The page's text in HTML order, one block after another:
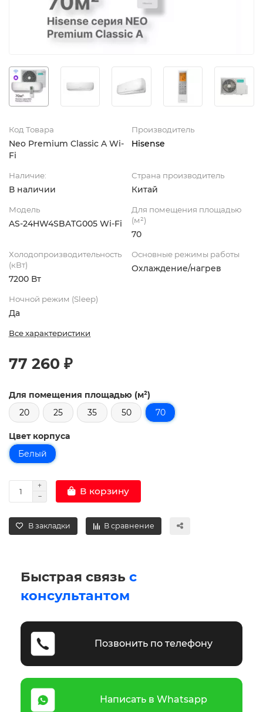
Код Товара
Neo Premium Classic A Wi-
Fi
Производитель
Hisense
Наличие:
В наличии
Страна производитель
Китай
Модель
AS-24HW4SBATG005 Wi-Fi
Для помещения площадью
(м²)
70
Холодопроизводительность
(кВт)
7200 Вт
Основные режимы работы
Охлаждение/нагрев
Ночной режим (Sleep)
Да
Все характеристики
77 260 ₽
Для помещения площадью (м²)
20
25 35 50 70
Цвет корпуса
Белый
В корзину
В закладки В сравнение
Быстрая связь с
консультантом
Позвонить по телефону
Написать в Whatsapp